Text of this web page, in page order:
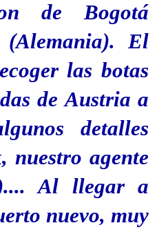
de Bogotá
El
las botas
de Austria a
detalles
nuestro agente
Al llegar a
nuevo, muy